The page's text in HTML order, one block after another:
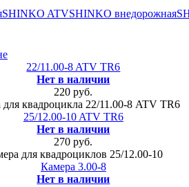
SHINKO ATVSHINKO внедорожная
22/11.00-8 ATV TR6
Нет в наличии
220 руб.
для квадроцикла 22/11.00-8 ATV TR6
25/12.00-10 ATV TR6
Нет в наличии
270 руб.
для квадроциклов 25/12.00-10
Камера 3.00-8
Нет в наличии